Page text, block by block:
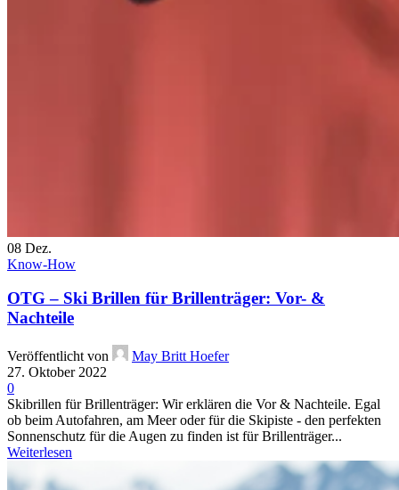
08 Dez.
Know-How
OTG – Ski Brillen für Brillenträger: Vor- &
Nachteile
Veröffentlicht von
May Britt Hoefer
27. Oktober 2022
0
Skibrillen für Brillenträger: Wir erklären die Vor & Nachteile. Egal
ob beim Autofahren, am Meer oder für die Skipiste - den perfekten
Sonnenschutz für die Augen zu finden ist für Brillenträger...
Weiterlesen